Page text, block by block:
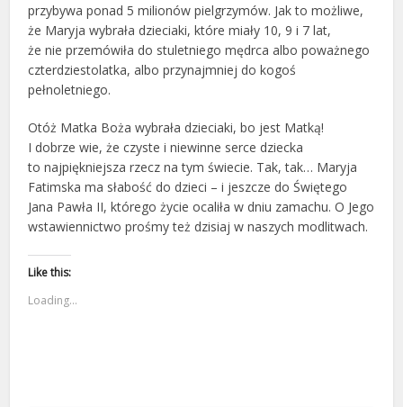
przybywa ponad 5 milionów pielgrzymów. Jak to możliwe,
że Maryja wybrała dzieciaki, które miały 10, 9 i 7 lat,
że nie przemówiła do stuletniego mędrca albo poważnego
czterdziestolatka, albo przynajmniej do kogoś
pełnoletniego.
Otóż Matka Boża wybrała dzieciaki, bo jest Matką!
I dobrze wie, że czyste i niewinne serce dziecka
to najpiękniejsza rzecz na tym świecie. Tak, tak… Maryja
Fatimska ma słabość do dzieci – i jeszcze do Świętego
Jana Pawła II, którego życie ocaliła w dniu zamachu. O Jego
wstawiennictwo prośmy też dzisiaj w naszych modlitwach.
Like this:
Loading...